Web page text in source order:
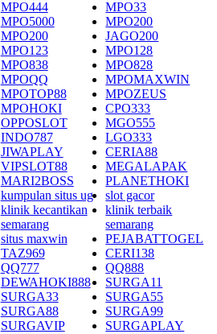
MPO444
MPO33
MPO5000
MPO200
MPO200
JAGO200
MPO123
MPO128
MPO838
MPO828
MPOQQ
MPOMAXWIN
MPOTOP88
MPOZEUS
MPOHOKI
CPO333
OPPOSLOT
MGO555
INDO787
LGO333
JIWAPLAY
CERIA88
VIPSLOT88
MEGALAPAK
MARI2BOSS
PLANETHOKI
kumpulan situs ug
slot gacor
klinik kecantikan
semarang
klinik terbaik
semarang
situs maxwin
PEJABATTOGEL
TAZ969
CERI138
QQ777
QQ888
DEWAHOKI888
SURGA11
SURGA33
SURGA55
SURGA88
SURGA99
SURGAVIP
SURGAPLAY